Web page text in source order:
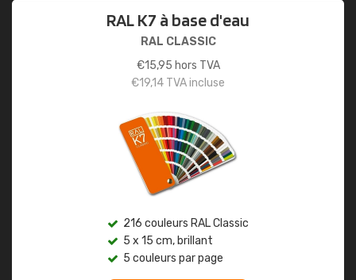
RAL K7 à base d'eau
RAL CLASSIC
€15,95 hors TVA
€19,14 TVA incluse
216 couleurs RAL Classic
5 x 15 cm, brillant
5 couleurs par page